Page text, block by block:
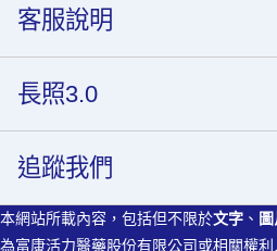
客服說明
長照3.0
追蹤我們
本網站所載內容，包括但不限於文字 、 圖
為富康活力醫藥股份有限公司或相關權